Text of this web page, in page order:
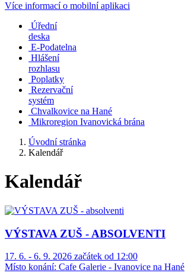
Více informací o mobilní aplikaci
Úřední
deska
E-Podatelna
Hlášení
rozhlasu
Poplatky
Rezervační
systém
Chvalkovice na Hané
Mikroregion Ivanovická brána
Úvodní stránka
Kalendář
Kalendář
VÝSTAVA ZUŠ - ABSOLVENTI
17. 6. - 6. 9. 2026 začátek od 12:00
Místo konání: Cafe Galerie - Ivanovice na Hané